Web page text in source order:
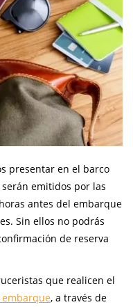
presentar en el barco
emitidos por las
antes del embarque
Sin ellos no podrás
de reserva
que realicen el
, a través de